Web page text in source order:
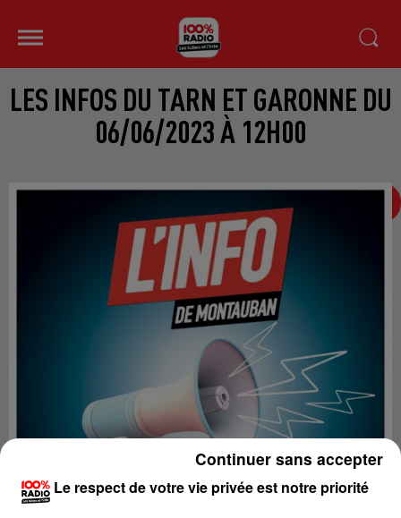
LES INFOS DU TARN ET GARONNE DU
06/06/2023 À 12H00
Le respect de votre vie privée est notre priorité
Continuer sans accepter